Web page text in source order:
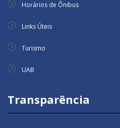
Horários de Ônibus
Links Úteis
Turismo
UAB
Transparência